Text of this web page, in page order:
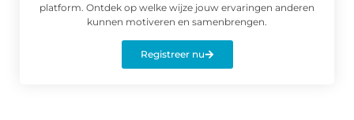
platform. Ontdek op welke wijze jouw ervaringen anderen
kunnen motiveren en samenbrengen.
Registreer nu